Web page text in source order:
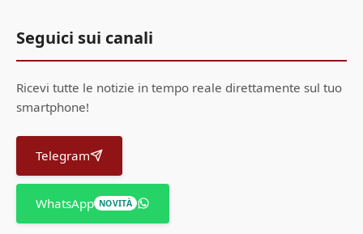
Seguici sui canali
Ricevi tutte le notizie in tempo reale direttamente sul tuo
smartphone!
Telegram
WhatsApp NOVITÀ